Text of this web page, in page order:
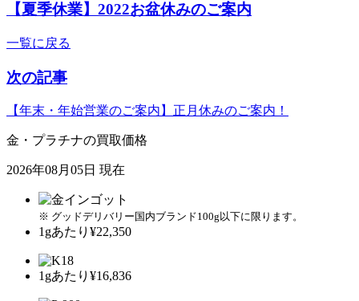
【夏季休業】2022お盆休みのご案内
一覧に戻る
次の記事
【年末・年始営業のご案内】正月休みのご案内！
金・プラチナの買取価格
2026年08月05日 現在
※ グッドデリバリー国内ブランド100g以下に限ります。
1gあたり ¥22,350
1gあたり ¥16,836